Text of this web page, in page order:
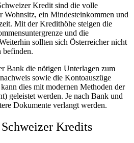
Kredit sind die volle
Wohnsitz, ein Mindesteinkommen und
Mit der Kredithöhe steigen die
und die
sollten sich Österreicher nicht
befinden.
Bank die nötigen Unterlagen zum
sowie die Kontoauszüge
dies mit modernen Methoden der
geleistet werden. Je nach Bank und
Dokumente verlangt werden.
Kredits